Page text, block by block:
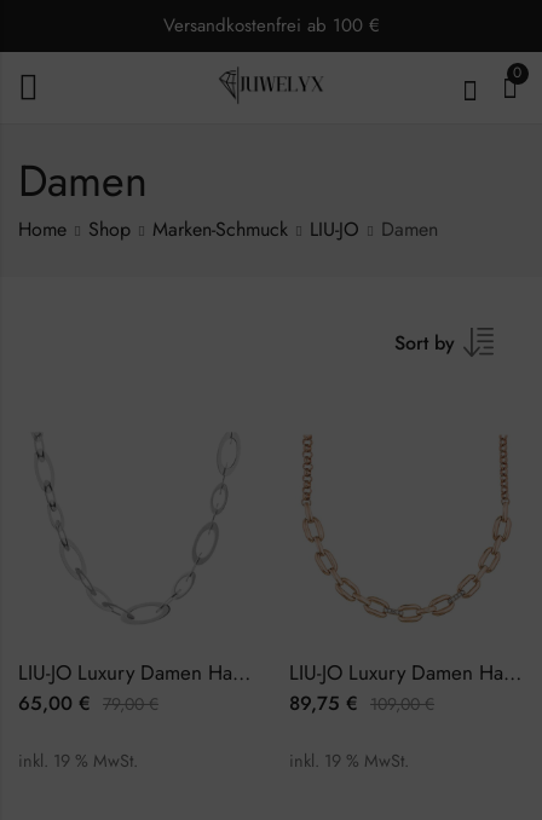
Versandkostenfrei ab 100 €
0
Damen
Home Shop Marken-Schmuck LIU-JO Damen
Sort by
LIU-JO Luxury Damen Halskette LJ1113
65,00 € 79,00€
inkl. 19 % MwSt.
LIU-JO Luxury Damen Halskette LJ1174
89,75 € 109,00€
inkl. 19 % MwSt.